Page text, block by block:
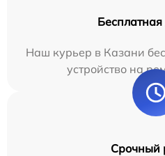
Бесплатная
Наш курьер в Казани
устройство на
Срочный